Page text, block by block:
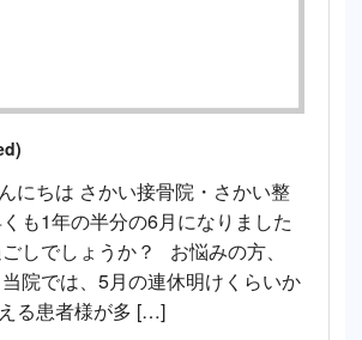
にちは さかい接骨院・さかい整
も1年の半分の6月になりました
しでしょうか？ お悩みの方、
院では、5月の連休明けくらいか
る患者様が多 […]